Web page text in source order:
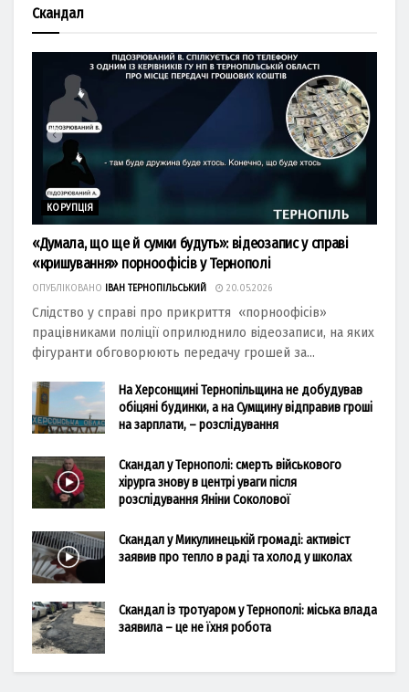
Скандал
КОРУПЦІЯ
«Думала, що ще й сумки будуть»: відеозапис у справі
«кришування» порноофісів у Тернополі
ОПУБЛІКОВАНО ІВАН ТЕРНОПІЛЬСЬКИЙ 20.05.2026
Слідство у справі про прикриття «порноофісів»
працівниками поліції оприлюднило відеозаписи, на яких
фігуранти обговорюють передачу грошей за...
На Херсонщині Тернопільщина не добудував
обіцяні будинки, а на Сумщину відправив гроші
на зарплати, – розслідування
Скандал у Тернополі: смерть військового
хірурга знову в центрі уваги після
розслідування Яніни Соколової
Скандал у Микулинецькій громаді: активіст
заявив про тепло в раді та холод у школах
Скандал із тротуаром у Тернополі: міська влада
заявила – це не їхня робота